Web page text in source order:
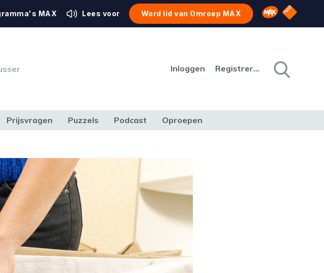
MAX Lees voor Word lid van Omroep MAX Omroep MAX
NPO
Inloggen Registreren
Prijsvragen Puzzels Podcast Oproepen